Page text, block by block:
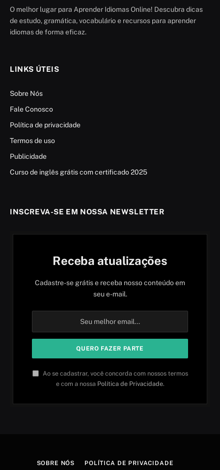
O melhor lugar para Aprender Idiomas Online! Descubra dicas
de estudo, gramática, vocabulário e recursos para aprender
idiomas de forma eficaz.
LINKS ÚTEIS
Sobre Nós
Fale Conosco
Política de privacidade
Termos de uso
Publicidade
Curso de inglês grátis com certificado 2025
INSCREVA-SE EM NOSSA NEWSLETTER
Receba atualizações
Cadastre-se grátis e receba nosso conteúdo em
seu e-mail.
Ao se cadastrar, você concorda com nossos termos
e com a nossa Política de Privacidade.
SOBRE NÓS POLÍTICA DE PRIVACIDADE